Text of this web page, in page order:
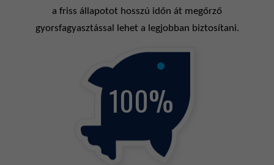
a friss állapotot hosszú időn át megőrző
gyorsfagyasztással lehet a legjobban biztosítani.
100%